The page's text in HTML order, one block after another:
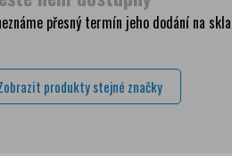
přesný termín jeho dodání na
produkty stejné značky